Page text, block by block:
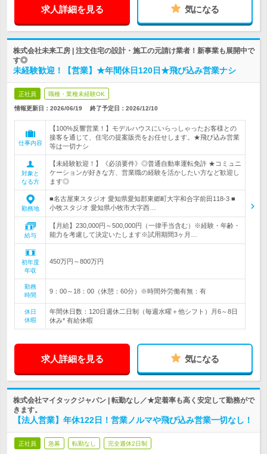
求人詳細を見る 気になる
株式会社未来工房 | 注文住宅の設計・施工の元請け業者！新事業も展開中で
す◎
未経験歓迎！【営業】★年間休日120日★飛び込み営業ナシ
正社員 職種・業種未経験OK
情報更新日：2026/06/19 終了予定日： 2026/12/10
仕事内容
【100%反響営業！】モデルハウスにいらっしゃったお客様との
接客を通じて、住宅の提案販売をお任せします。★飛び込み営業
等は一切ナシ
対象と
なる方
【未経験歓迎！】《必須要件》◎普通自動車運転免許 ★コミュニ
ケーションが好きな方、営業職の経験を活かしたい方など歓迎し
ます◎
勤務地
■名古屋東スタジオ 愛知県愛知郡東郷町大字和合字前田118-3 ■
小牧スタジオ 愛知県小牧市大字西…
給与
【月給】230,000円～500,000円（一律手当含む）※経験・年齢・
能力を考慮して決定いたします※試用期間3ヶ月…
初年度
年収
450万円～800万円
勤務
時間
9：00～18：00（休憩：60分）※時間外労働有無：有
休日
休暇
年間休日数：120日週休二日制（毎週水曜＋他シフト）月6～8日
休み* 有給休暇
求人詳細を見る 気になる
株式会社マイタックジャパン | 転勤なし／★定着率も高く安定して勤務がで
きます。
【法人営業】年休122日！営業ノルマや飛び込み営業一切なし！
正社員 急募 転勤なし 完全週休2日制